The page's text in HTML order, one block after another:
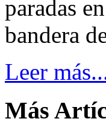
paradas
bandera
Leer
Más